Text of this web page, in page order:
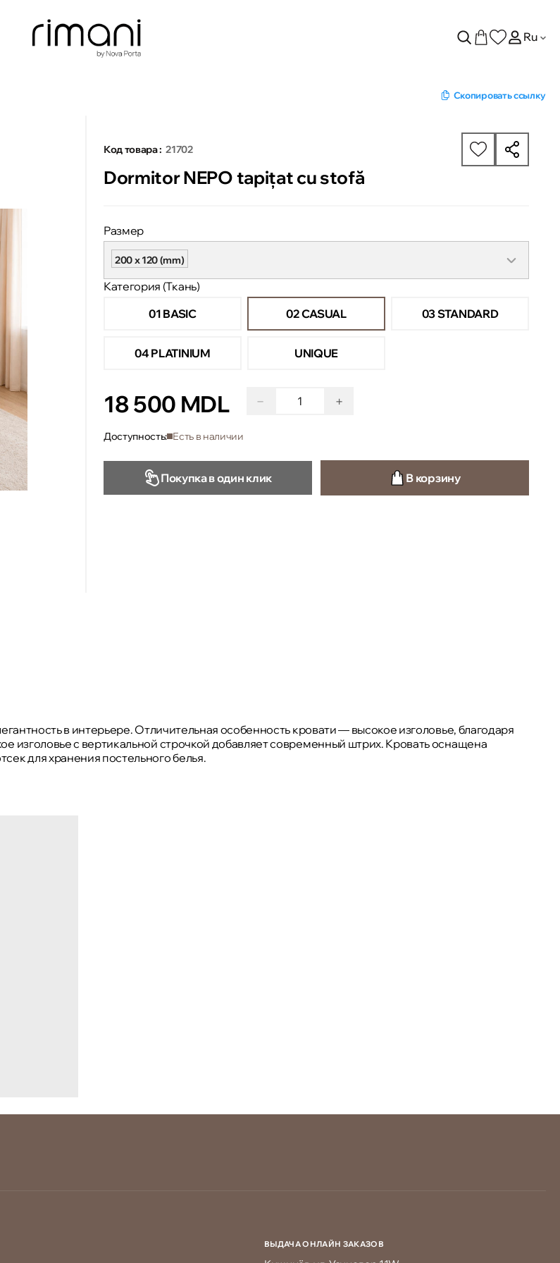
Ru
Скопировать ссылку
Код товара : 21702
Dormitor NEPO tapițat cu stofă
Размер
200 x 120 (mm)
Категория (Ткань)
01 BASIC
02 CASUAL 03 STANDARD
04 PLATINIUM UNIQUE
18 500 MDL − +
Доступность: Есть в наличии
Покупка в один клик В корзину
в интерьере. Отличительная особенность кровати — высокое изголовье, благодаря
изголовье с вертикальной строчкой добавляет современный штрих. Кровать оснащена
для хранения постельного белья.
ВЫДАЧА ОНЛАЙН ЗАКАЗОВ